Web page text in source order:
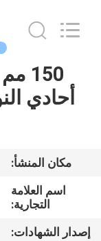
الصفحة
الرئيسية
معلومات
Management
Services
مكان المنشأ:
اسم العلامة
التجارية:
إصدار الشهادات: